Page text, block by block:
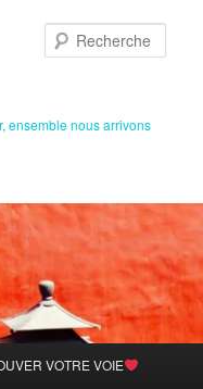
ensemble nous arrivons
VOTRE VOIE